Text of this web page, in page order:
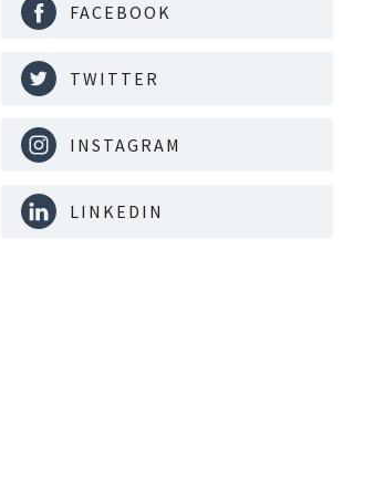
FACEBOOK
TWITTER
INSTAGRAM
LINKEDIN